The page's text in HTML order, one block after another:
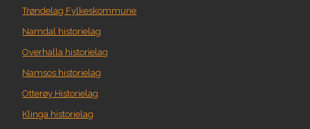
Trøndelag Fylkeskommune
Namdal historielag
Overhalla historielag
Namsos historielag
Otterøy Historielag
Klinga historielag